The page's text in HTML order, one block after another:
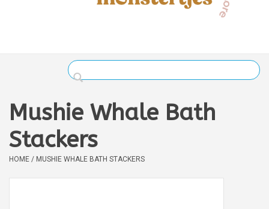
Verzorging
Boekjes
Mushie Whale Bath
Stackers
HOME / MUSHIE WHALE BATH STACKERS